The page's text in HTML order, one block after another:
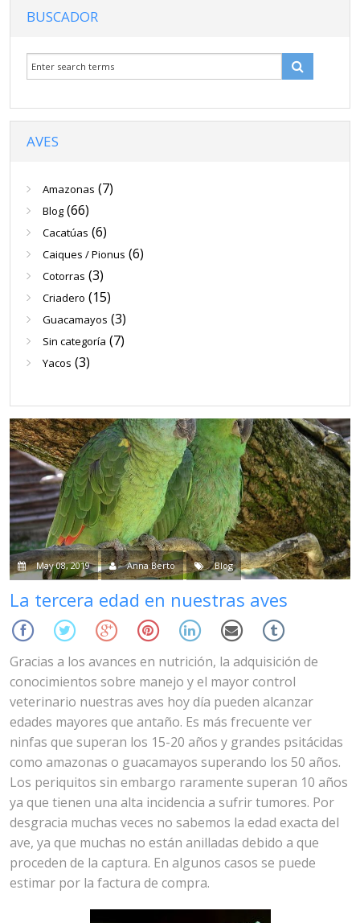
Venta
Contacto
BUSCADOR
AVES
Amazonas (7)
Blog (66)
Cacatúas (6)
Caiques / Pionus (6)
Cotorras (3)
Criadero (15)
Guacamayos (3)
Sin categoría (7)
Yacos (3)
May 08, 2019 Anna Berto Blog
La tercera edad en nuestras aves
Gracias a los avances en nutrición, la adquisición de
conocimientos sobre manejo y el mayor control
veterinario nuestras aves hoy día pueden alcanzar
edades mayores que antaño. Es más frecuente ver
ninfas que superan los 15-20 años y grandes psitácidas
como amazonas o guacamayos superando los 50 años.
Los periquitos sin embargo raramente superan 10 años
ya que tienen una alta incidencia a sufrir tumores. Por
desgracia muchas veces no sabemos la edad exacta del
ave, ya que muchas no están anilladas debido a que
proceden de la captura. En algunos casos se puede
estimar por la factura de compra.